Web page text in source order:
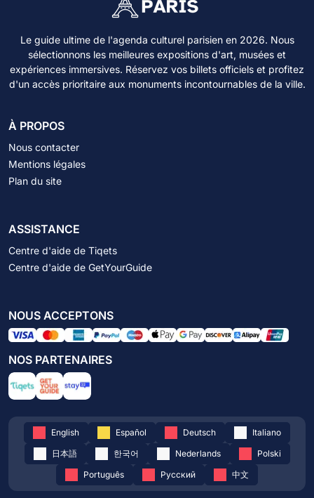
Le guide ultime de l'agenda culturel parisien en 2026. Nous
sélectionnons les meilleures expositions d'art, musées et
expériences immersives. Réservez vos billets officiels et profitez
d'un accès prioritaire aux monuments incontournables de la ville.
À PROPOS
Nous contacter
Mentions légales
Plan du site
ASSISTANCE
Centre d'aide de Tiqets
Centre d'aide de GetYourGuide
NOUS ACCEPTONS
NOS PARTENAIRES
English Español Deutsch
Italiano
日本語
한국어 Nederlands
Polski
Português
Русский 中文